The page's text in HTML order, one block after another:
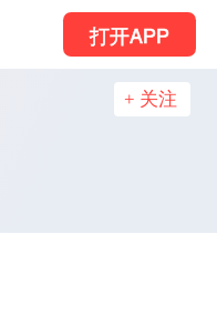
打开APP
+ 关注